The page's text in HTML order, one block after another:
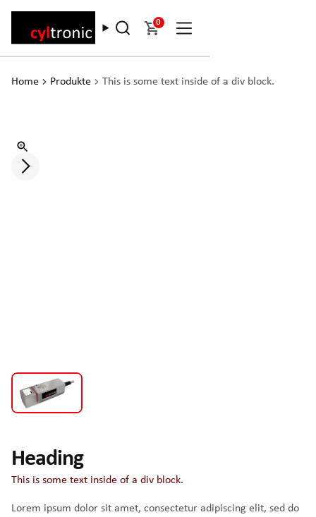
0
Home Produkte This is some text inside of a div block.
Heading
This is some text inside of a div block.
Lorem ipsum dolor sit amet, consectetur adipiscing elit, sed do